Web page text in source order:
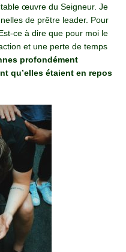
œuvre du Seigneur. Je
de prêtre leader. Pour
ce à dire que pour moi le
et une perte de temps
profondément
qu’elles étaient en repos